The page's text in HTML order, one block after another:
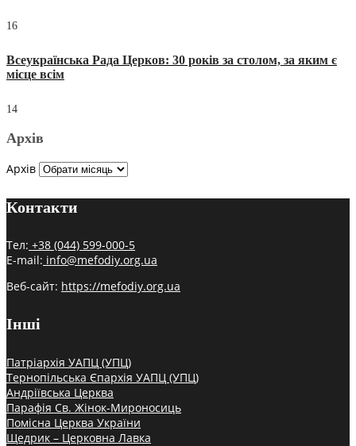
16
Всеукраїнська Рада Церков: 30 років за столом, за яким є
місце всім
14
Архів
Архів
Контакти
Тел: +38 (044) 599-000-5
E-mail: info@mefodiy.org.ua
Веб-сайт: https://mefodiy.org.ua
Інші
Патріархія УАПЦ (УПЦ)
Тернопільська Єпархія УАПЦ (УПЦ)
Андріївська Церква
Парафія Св. Жінок-Мироносиць
Помісна Церква України
Щедрик – Церковна Лавка